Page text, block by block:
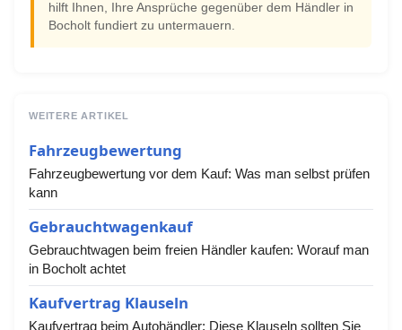
hilft Ihnen, Ihre Ansprüche gegenüber dem Händler in
Bocholt fundiert zu untermauern.
WEITERE ARTIKEL
Fahrzeugbewertung
Fahrzeugbewertung vor dem Kauf: Was man selbst prüfen
kann
Gebrauchtwagenkauf
Gebrauchtwagen beim freien Händler kaufen: Worauf man
in Bocholt achtet
Kaufvertrag Klauseln
Kaufvertrag beim Autohändler: Diese Klauseln sollten Sie